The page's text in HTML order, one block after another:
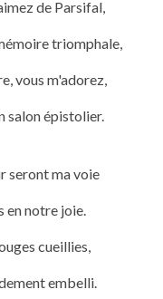
de Parsifal,
triomphale,
vous m'adorez,
salon épistolier.
seront ma voie
en notre joie.
cueillies,
embelli.